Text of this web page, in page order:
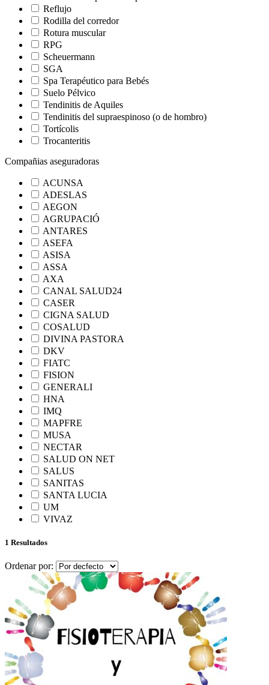
Reflujo
Rodilla del corredor
Rotura muscular
RPG
Scheuermann
SGA
Spa Terapéutico para Bebés
Suelo Pélvico
Tendinitis de Aquiles
Tendinitis del supraespinoso (o de hombro)
Tortícolis
Trocanteritis
Compañias aseguradoras
ACUNSA
ADESLAS
AEGON
AGRUPACIÓ
ANTARES
ASEFA
ASISA
ASSA
AXA
CANAL SALUD24
CASER
CIGNA SALUD
COSALUD
DIVINA PASTORA
DKV
FIATC
FISION
GENERALI
HNA
IMQ
MAPFRE
MUSA
NECTAR
SALUD ON NET
SALUS
SANITAS
SANTA LUCIA
UM
VIVAZ
1 Resultados
Ordenar por: